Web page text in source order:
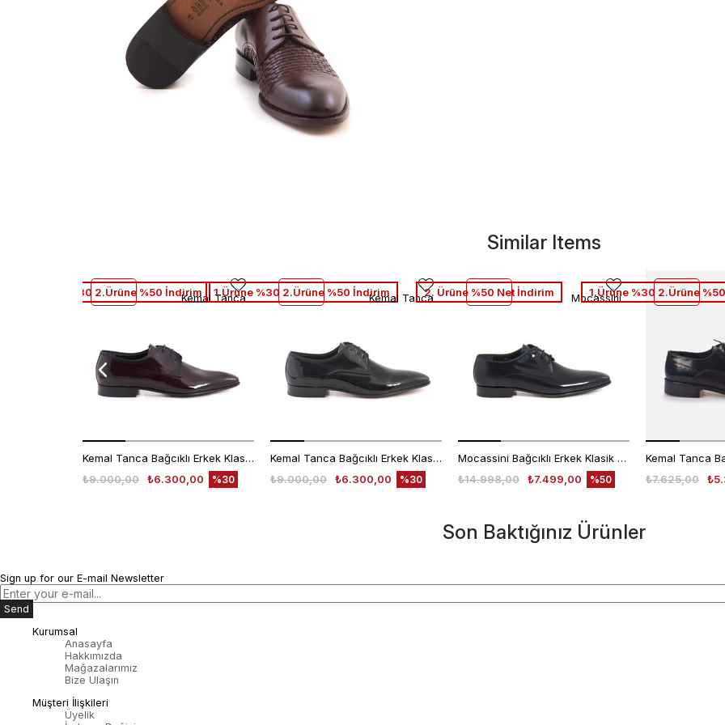
Similar Items
Kemal Tanca Bağcıklı Erkek Klasik Ayakkabı 700
₺6.300,00
₺9.000,00 %30
1.Ürüne %30 2.Ürüne %50 İndirimKemal Tanca
Kemal Tanca Bağcıklı Erkek Klasik Ayakkabı 700
₺6.300,00
₺9.000,00 %30
1.Ürüne %30 2.Ürüne %50 İndirimKemal Tanca
Mocassini Bağcıklı Erkek Klasik Ayakkabı 4625
₺7.499,00
₺14.998,00 %50
2. Ürüne %50 Net İndirim Mocassini
₺7.625,00
1.Ürüne %30 2.Ürüne
Son Baktığınız Ürünler
Sign up for our E-mail Newsletter
Send
Kurumsal
Anasayfa
Hakkımızda
Mağazalarımız
Bize Ulaşın
Müşteri İlişkileri
Üyelik